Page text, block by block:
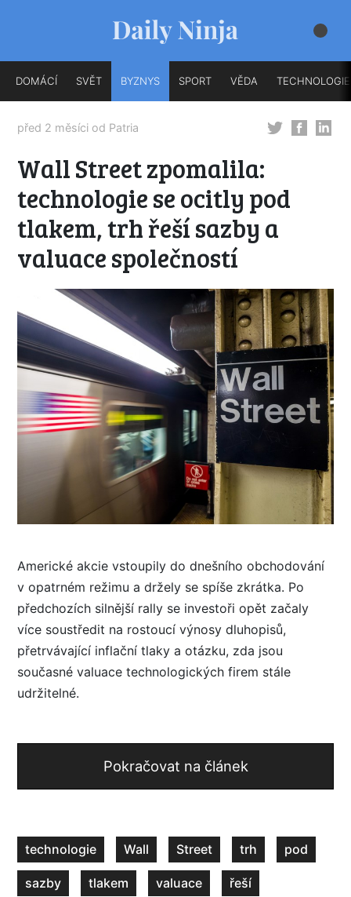
DOMÁCÍ SVĚT BYZNYS SPORT VĚDA TECHNOLOGIE
před 2 měsíci od Patria
Wall Street zpomalila:
technologie se ocitly pod
tlakem, trh řeší sazby a
valuace společností
Americké akcie vstoupily do dnešního obchodování
v opatrném režimu a držely se spíše zkrátka. Po
předchozích silnější rally se investoři opět začaly
více soustředit na rostoucí výnosy dluhopisů,
přetrvávající inflační tlaky a otázku, zda jsou
současné valuace technologických firem stále
udržitelné.
Pokračovat na článek
technologie Wall Street trh pod
sazby tlakem valuace řeší